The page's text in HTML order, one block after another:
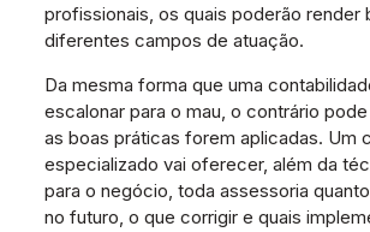
profissionais, os quais poderão render
diferentes campos de atuação.
Da mesma forma que uma
escalonar para o mau, o contrário
as boas práticas forem aplicadas. Um
especializado vai oferecer, além da
para o negócio, toda assessoria
no futuro, o que corrigir e quais